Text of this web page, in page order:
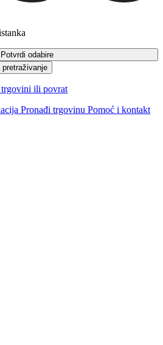
Potvrdi odabire
pretraživanje
trgovini ili povrat
Pronađi trgovinu Pomoć i kontakt